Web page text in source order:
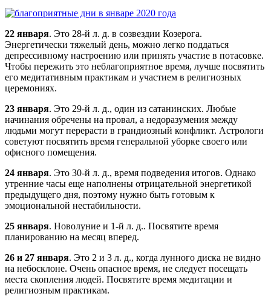
22 января. Это 28-й л. д. в созвездии Козерога.
Энергетически тяжелый день, можно легко поддаться
депрессивному настроению или принять участие в потасовке.
Чтобы пережить это неблагоприятное время, лучше посвятить
его медитативным практикам и участием в религиозных
церемониях.
23 января. Это 29-й л. д., один из сатанинских. Любые
начинания обречены на провал, а недоразумения между
людьми могут перерасти в грандиозный конфликт. Астрологи
советуют посвятить время генеральной уборке своего или
офисного помещения.
24 января. Это 30-й л. д., время подведения итогов. Однако
утренние часы еще наполнены отрицательной энергетикой
предыдущего дня, поэтому нужно быть готовым к
эмоциональной нестабильности.
25 января. Новолуние и 1-й л. д.. Посвятите время
планированию на месяц вперед.
26 и 27 января. Это 2 и 3 л. д., когда лунного диска не видно
на небосклоне. Очень опасное время, не следует посещать
места скопления людей. Посвятите время медитации и
религиозным практикам.